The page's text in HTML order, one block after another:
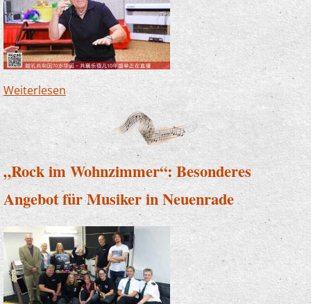
Weiterlesenüber Herz öffnen statt Kopf zerbrechen
„Rock im Wohnzimmer“: Besonderes
Angebot für Musiker in Neuenrade